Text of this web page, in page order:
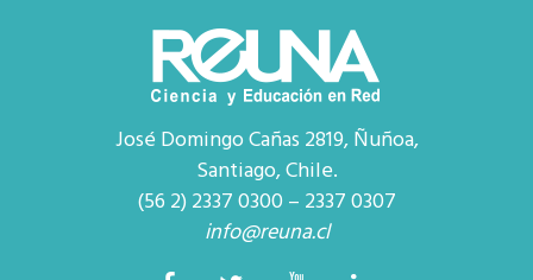
José Domingo Cañas 2819, Ñuñoa,
Santiago, Chile.
(56 2) 2337 0300 – 2337 0307
info@reuna.cl